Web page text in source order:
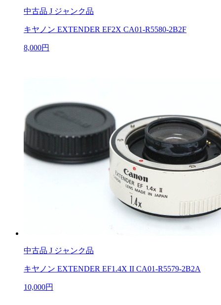
中古品 J ジャンク品
キヤノン EXTENDER EF2X CA01-R5580-2B2F
8,000円
中古品 J ジャンク品
キヤノン EXTENDER EF1.4X II CA01-R5579-2B2A
10,000円